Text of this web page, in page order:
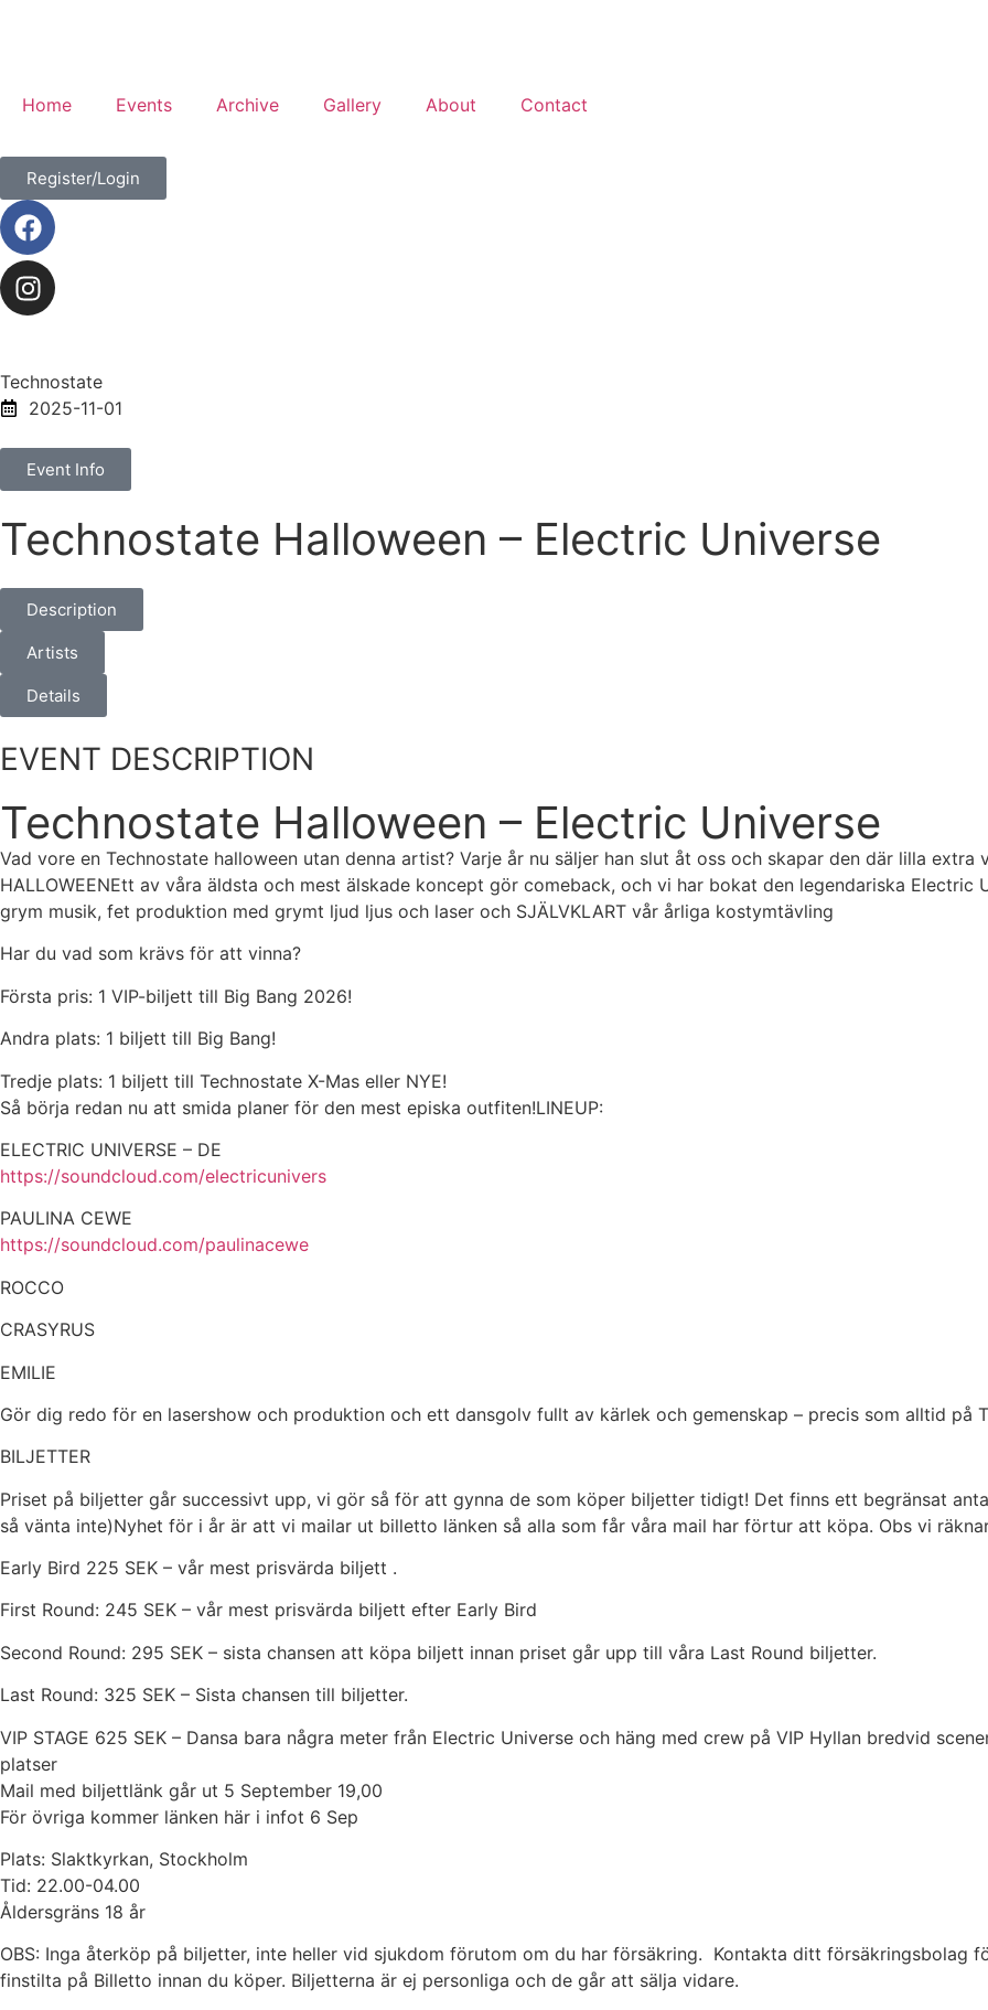
Home Events Archive Gallery About Contact
Register/Login
Technostate
2025-11-01
Event Info
Technostate Halloween – Electric Universe
Description
Artists
Details
EVENT DESCRIPTION
Technostate Halloween – Electric Universe
Vad vore en Technostate halloween utan denna artist? Varje år nu säljer han slut åt oss och skapar den där lilla extra
HALLOWEENEtt av våra äldsta och mest älskade koncept gör comeback, och vi har bokat den legendariska
grym musik, fet produktion med grymt ljud ljus och laser och SJÄLVKLART vår årliga kostymtävling
Har du vad som krävs för att vinna?
Första pris: 1 VIP-biljett till Big Bang 2026!
Andra plats: 1 biljett till Big Bang!
Tredje plats: 1 biljett till Technostate X-Mas eller NYE!
Så börja redan nu att smida planer för den mest episka outfiten!LINEUP:
ELECTRIC UNIVERSE – DE
https://soundcloud.com/electricunivers
PAULINA CEWE
https://soundcloud.com/paulinacewe
ROCCO
CRASYRUS
EMILIE
Gör dig redo för en lasershow och produktion och ett dansgolv fullt av kärlek och gemenskap – precis som alltid på
BILJETTER
Priset på biljetter går successivt upp, vi gör så för att gynna de som köper biljetter tidigt! Det finns ett begränsat
så vänta inte)Nyhet för i år är att vi mailar ut billetto länken så alla som får våra mail har förtur att köpa. Obs vi
Early Bird 225 SEK – vår mest prisvärda biljett .
First Round: 245 SEK – vår mest prisvärda biljett efter Early Bird
Second Round: 295 SEK – sista chansen att köpa biljett innan priset går upp till våra Last Round biljetter.
Last Round: 325 SEK – Sista chansen till biljetter.
VIP STAGE 625 SEK – Dansa bara några meter från Electric Universe och häng med crew på VIP Hyllan bredvid
platser
Mail med biljettlänk går ut 5 September 19,00
För övriga kommer länken här i infot 6 Sep
Plats: Slaktkyrkan, Stockholm
Tid: 22.00-04.00
Åldersgräns 18 år
OBS: Inga återköp på biljetter, inte heller vid sjukdom förutom om du har försäkring. Kontakta ditt försäkringsbolag
finstilta på Billetto innan du köper. Biljetterna är ej personliga och de går att sälja vidare.